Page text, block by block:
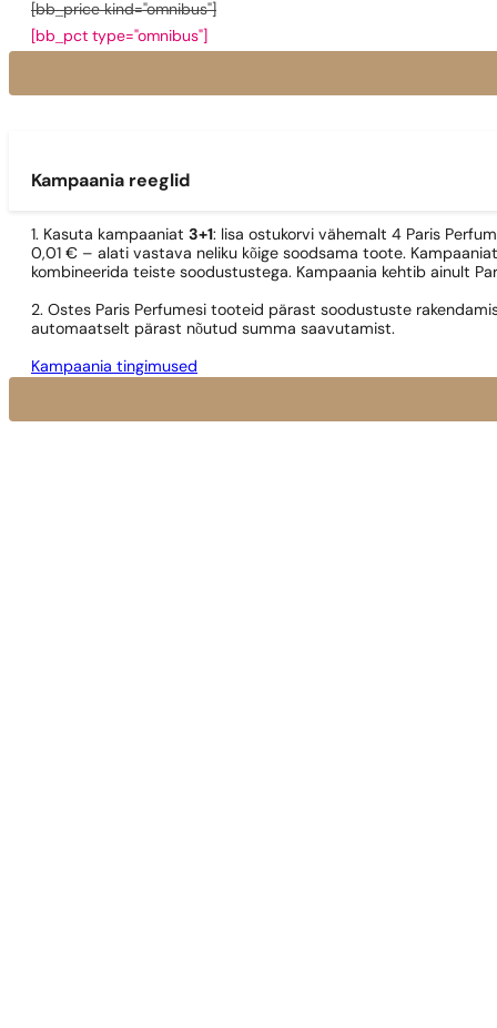
[bb_price kind="omnibus"]
[bb_pct type="omnibus"]
Kampaania reeglid
1. Kasuta kampaaniat 3+1: lisa ostukorvi vähemalt 4 Paris
0,01 € – alati vastava neliku kõige soodsama toote.
kombineerida teiste soodustustega. Kampaania kehtib ainult
2. Ostes Paris Perfumesi tooteid pärast soodustuste
automaatselt pärast nõutud summa saavutamist.
Kampaania tingimused